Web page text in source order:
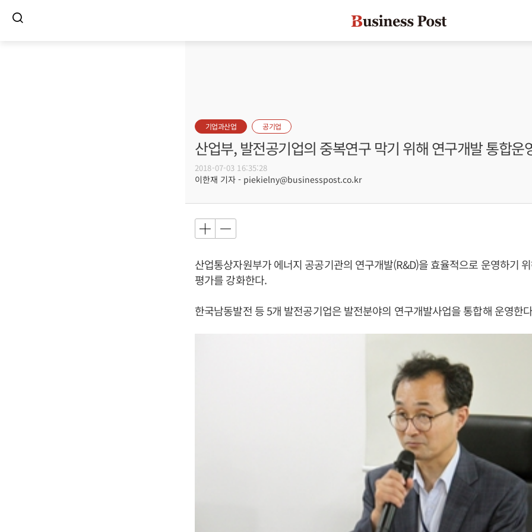
기업과산업 공기업
산업부, 발전공기업의 중복연구 막기 위해 연구개발 통합운
2018-07-03 16:35:28
이한재 기자 - piekielny@businesspost.co.kr
산업통상자원부가 에너지 공공기관의 연구개발(R&D)을 효율적으로 운영하기
평가를 강화한다.
한국남동발전 등 5개 발전공기업은 발전분야의 연구개발사업을 통합해 운영한